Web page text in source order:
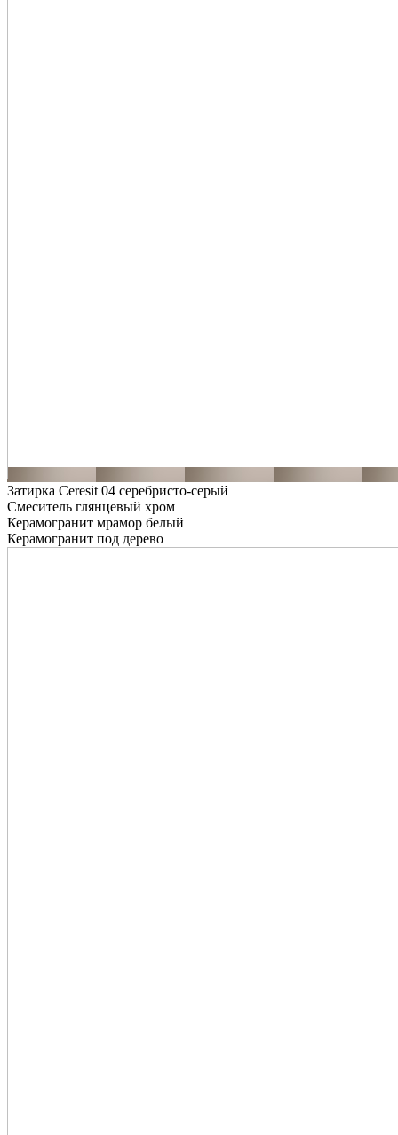
Затирка Ceresit 04 серебристо-серый
Смеситель глянцевый хром
Керамогранит мрамор белый
Керамогранит под дерево